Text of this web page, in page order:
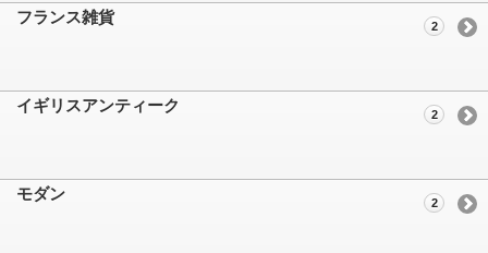
フランス雑貨 2
イギリスアンティーク 2
モダン 2